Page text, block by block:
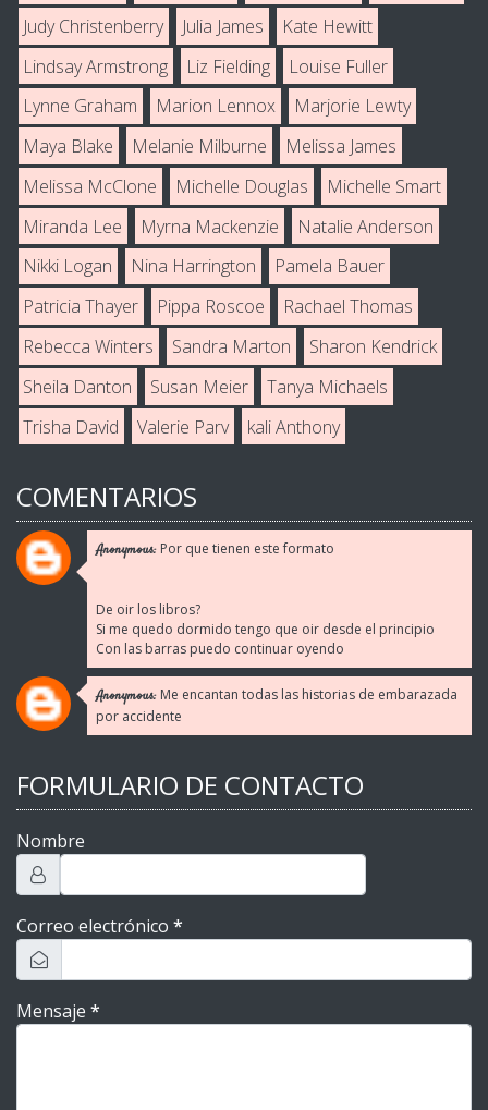
Judy Christenberry
Julia James
Kate Hewitt
Lindsay Armstrong
Liz Fielding
Louise Fuller
Lynne Graham
Marion Lennox
Marjorie Lewty
Maya Blake
Melanie Milburne
Melissa James
Melissa McClone
Michelle Douglas
Michelle Smart
Miranda Lee
Myrna Mackenzie
Natalie Anderson
Nikki Logan
Nina Harrington
Pamela Bauer
Patricia Thayer
Pippa Roscoe
Rachael Thomas
Rebecca Winters
Sandra Marton
Sharon Kendrick
Sheila Danton
Susan Meier
Tanya Michaels
Trisha David
Valerie Parv kali Anthony
COMENTARIOS
Anonymous: Por que tienen este formato
De oir los libros?
Si me quedo dormido tengo que oir desde el principio
Con las barras puedo continuar oyendo
Anonymous: Me encantan todas las historias de embarazada
por accidente
FORMULARIO DE CONTACTO
Nombre
Correo electrónico *
Mensaje *